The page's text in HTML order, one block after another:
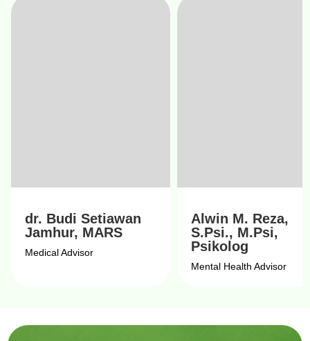
dr. Budi Setiawan
Jamhur, MARS
Medical Advisor
Alwin M. Reza,
S.Psi., M.Psi,
Psikolog
Mental Health Advisor